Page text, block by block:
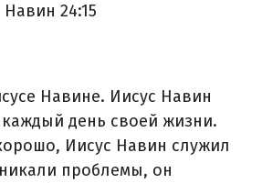
Навин 24:15
Навине. Иисус Навин
день своей жизни.
Иисус Навин служил
проблемы, он